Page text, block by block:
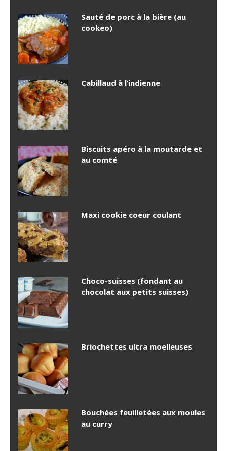
Sauté de porc à la bière (au
cookeo)
Cabillaud à l’indienne
Biscuits apéro à la moutarde et
au comté
Maxi cookie coeur coulant
Choco-suisses (fondant au
chocolat aux petits suisses)
Briochettes ultra moelleuses
Bouchées feuilletées aux moules
au curry